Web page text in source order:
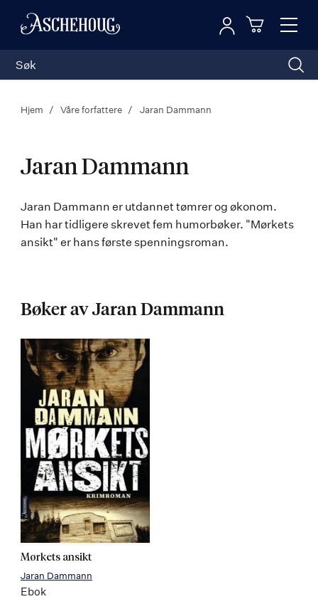
Toggle
Logg inn
Hjem Våre forfattere Jaran Dammann
Jaran Dammann
Jaran
Dammann
Jaran Dammann er utdannet tømrer og økonom.
Han har tidligere skrevet fem humorbøker. "Mørkets
ansikt" er hans første spenningsroman.
Bøker av Jaran Dammann
Mørkets ansikt
Jaran Dammann
Ebok